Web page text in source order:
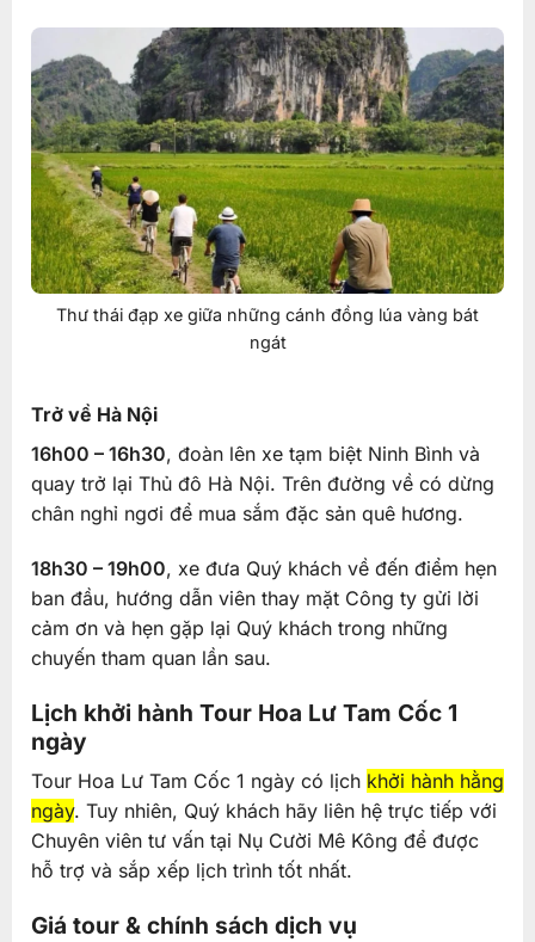
Thư thái đạp xe giữa những cánh đồng lúa vàng bát
ngát
Trở về Hà Nội
16h00 – 16h30, đoàn lên xe tạm biệt Ninh Bình và
quay trở lại Thủ đô Hà Nội. Trên đường về có dừng
chân nghỉ ngơi để mua sắm đặc sản quê hương.
18h30 – 19h00, xe đưa Quý khách về đến điểm hẹn
ban đầu, hướng dẫn viên thay mặt Công ty gửi lời
cảm ơn và hẹn gặp lại Quý khách trong những
chuyến tham quan lần sau.
Lịch khởi hành Tour Hoa Lư Tam Cốc 1
ngày
Tour Hoa Lư Tam Cốc 1 ngày có lịch khởi hành hằng
ngày. Tuy nhiên, Quý khách hãy liên hệ trực tiếp với
Chuyên viên tư vấn tại Nụ Cười Mê Kông để được
hỗ trợ và sắp xếp lịch trình tốt nhất.
Giá tour & chính sách dịch vụ